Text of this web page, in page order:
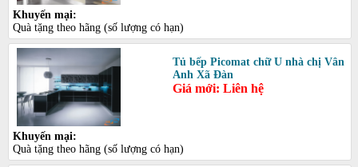
Khuyến mại:
Quà tặng theo hãng (số lượng có hạn)
Tủ bếp Picomat chữ U nhà chị Vân
Anh Xã Đàn
Giá mới: Liên hệ
Khuyến mại:
Quà tặng theo hãng (số lượng có hạn)